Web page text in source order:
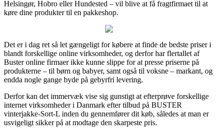
Helsingør, Hobro eller Hundested – vil blive at få fragtfirmaet til at
køre dine produkter til en pakkeshop.
Det er i dag ret så let gængeligt for købere at finde de bedste priser i
blandt forskellige online virksomheder, og derfor har flertallet af
Buster online firmaer ikke kunne slippe for at presse priserne på
produkterne – til børn og babyer, samt også til voksne – markant, og
endda nogle gange byde på gebyrfri levering.
Derfor kan det immervæk vise sig gunstigt at efterprøve forskellige
internet virksomheder i Danmark efter tilbud på BUSTER
vinterjakke-Sort-L inden du gennemfører dit køb, således at man er
usvigeligt sikker på at modtage den skarpeste pris.